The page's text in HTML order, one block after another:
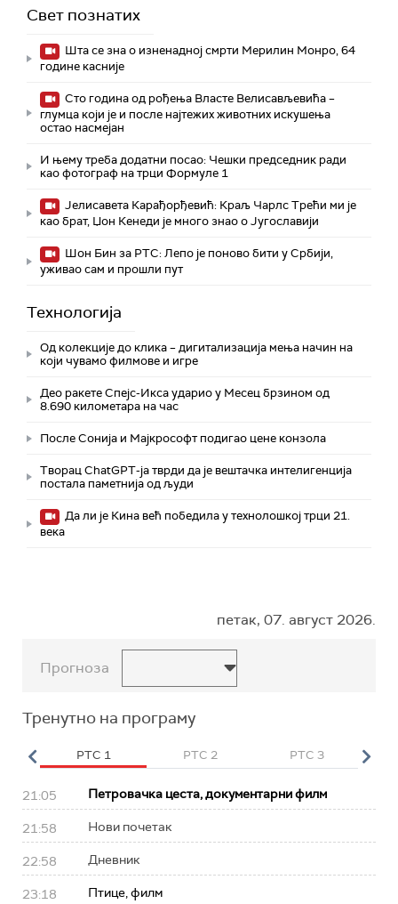
Свет познатих
Шта се зна о изненадној смрти Мерилин Монро, 64
године касније
Сто година од рођења Власте Велисављевића –
глумца који је и после најтежих животних искушења
остао насмејан
И њему треба додатни посао: Чешки председник ради
као фотограф на трци Формуле 1
Јелисавета Карађорђевић: Краљ Чарлс Трећи ми је
као брат, Џон Кенеди је много знао о Југославији
Шон Бин за РТС: Лепо је поново бити у Србији,
уживао сам и прошли пут
Технологијa
Од колекције до клика – дигитализација мења начин на
који чувамо филмове и игре
Део ракете Спејс-Икса ударио у Месец брзином од
8.690 километара на час
После Сонија и Мајкрософт подигао цене конзола
Творац ChatGPT-ја тврди да је вештачка интелигенција
постала паметнија од људи
Да ли је Кина већ победила у технолошкој трци 21.
века
петак, 07. август 2026.
Прогноза
Тренутно на програму
РТС 1 РТС 2 РТС 3
21:05 Петровачка цеста, документарни филм
21:58 Нови почетак
22:58 Дневник
23:18 Птице, филм